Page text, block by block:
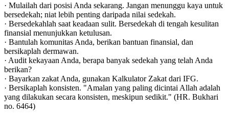
· Mulailah dari posisi Anda sekarang. Jangan menunggu kaya untuk
bersedekah; niat lebih penting daripada nilai sedekah.
· Bersedekahlah saat keadaan sulit. Bersedekah di tengah kesulitan
finansial menunjukkan ketulusan.
· Bantulah komunitas Anda, berikan bantuan finansial, dan
bersikaplah dermawan.
· Audit kekayaan Anda, berapa banyak sedekah yang telah Anda
berikan?
· Bayarkan zakat Anda, gunakan Kalkulator Zakat dari IFG.
· Bersikaplah konsisten. "Amalan yang paling dicintai Allah adalah
yang dilakukan secara konsisten, meskipun sedikit." (HR. Bukhari
no. 6464)